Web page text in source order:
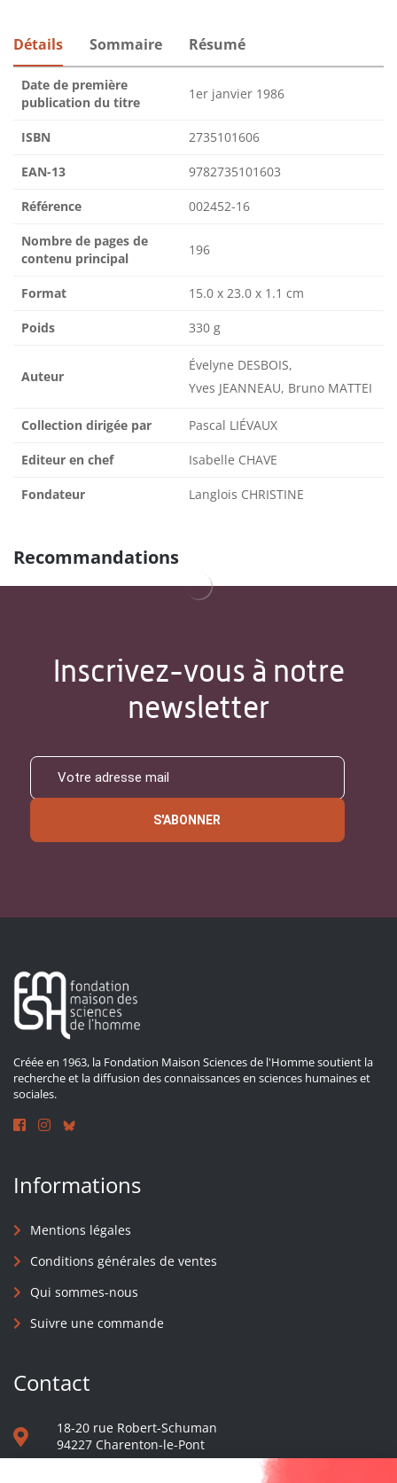
Détails Sommaire Résumé
Date de première
publication du titre
1er janvier 1986
ISBN 2735101606
EAN-13 9782735101603
Référence 002452-16
Nombre de pages de
contenu principal
196
Format 15.0 x 23.0 x 1.1 cm
Poids 330 g
Auteur
Évelyne DESBOIS,
Yves JEANNEAU, Bruno MATTEI
Collection dirigée par Pascal LIÉVAUX
Editeur en chef Isabelle CHAVE
Fondateur Langlois CHRISTINE
Recommandations
Inscrivez-vous à notre
newsletter
S'ABONNER
Créée en 1963, la Fondation Maison Sciences de l'Homme soutient la
recherche et la diffusion des connaissances en sciences humaines et
sociales.
Informations
Mentions légales
Conditions générales de ventes
Qui sommes-nous
Suivre une commande
Contact
18-20 rue Robert-Schuman
94227 Charenton-le-Pont